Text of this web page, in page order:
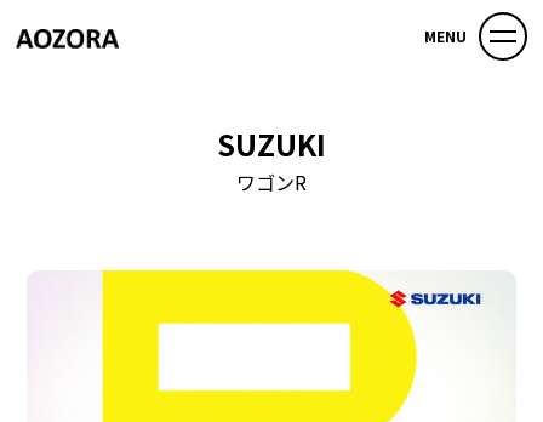
MENU
SUZUKI
ワゴンR